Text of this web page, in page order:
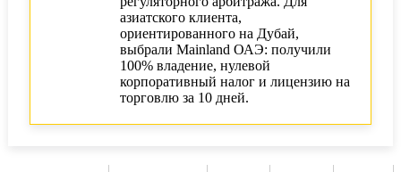
азиатского клиента,
ориентированного на Дубай,
выбрали Mainland ОАЭ: получили
100% владение, нулевой
корпоративный налог и лицензию на
торговлю за 10 дней.